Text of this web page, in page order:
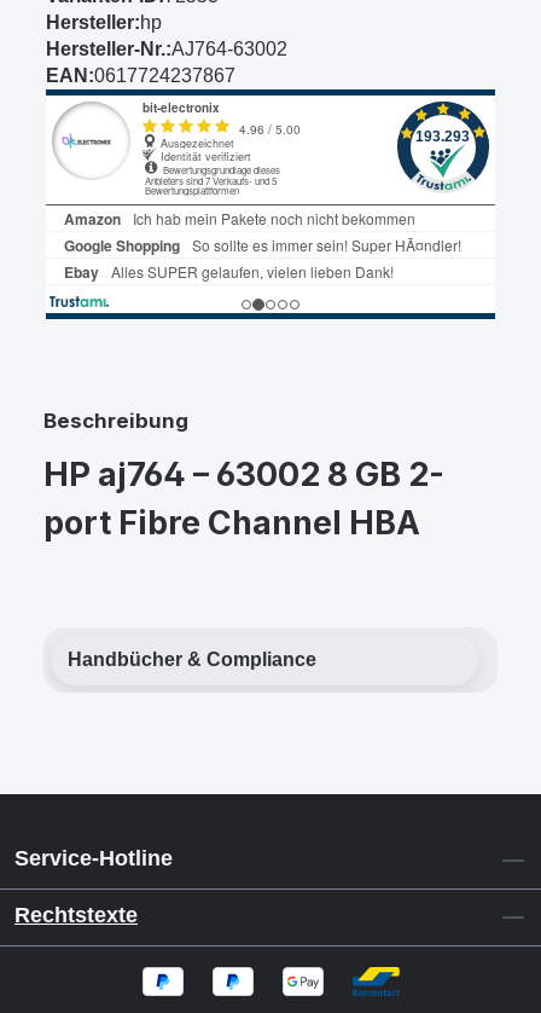
Hersteller:hp
Hersteller-Nr.:AJ764-63002
EAN:0617724237867
Beschreibung
HP aj764 – 63002 8 GB 2-
port Fibre Channel HBA
Handbücher & Compliance
Service-Hotline
Rechtstexte